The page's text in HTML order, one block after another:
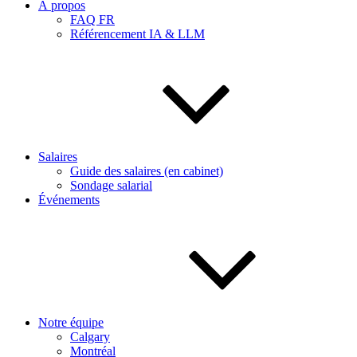
À propos
FAQ FR
Référencement IA & LLM
Salaires
Guide des salaires (en cabinet)
Sondage salarial
Événements
Notre équipe
Calgary
Montréal